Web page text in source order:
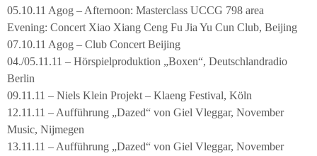
05.10.11 Agog – Afternoon: Masterclass UCCG 798 area
Evening: Concert Xiao Xiang Ceng Fu Jia Yu Cun Club, Beijing
07.10.11 Agog – Club Concert Beijing
04./05.11.11 – Hörspielproduktion „Boxen“, Deutschlandradio
Berlin
09.11.11 – Niels Klein Projekt – Klaeng Festival, Köln
12.11.11 – Aufführung „Dazed“ von Giel Vleggar, November
Music, Nijmegen
13.11.11 – Aufführung „Dazed“ von Giel Vleggar, November